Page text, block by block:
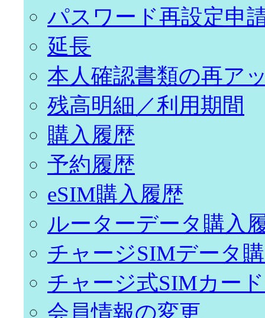
パスワード再設定申
延長
本人確認書類の再ア
残高明細／利用期間
購入履歴
予約履歴
eSIM購入履歴
ルーターデータ購入
チャージSIMデータ
チャージ式SIMカー
会員情報の変更